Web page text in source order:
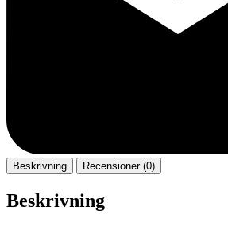
Beskrivning Recensioner (0)
Beskrivning